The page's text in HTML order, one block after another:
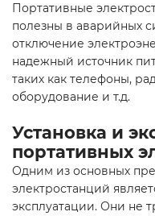
Портативные
полезны в аварийных
отключение
надежный источник
таких как телефоны,
оборудование и т.д.
Установка и
портативных
Одним из основных
электростанций
эксплуатации. Они не